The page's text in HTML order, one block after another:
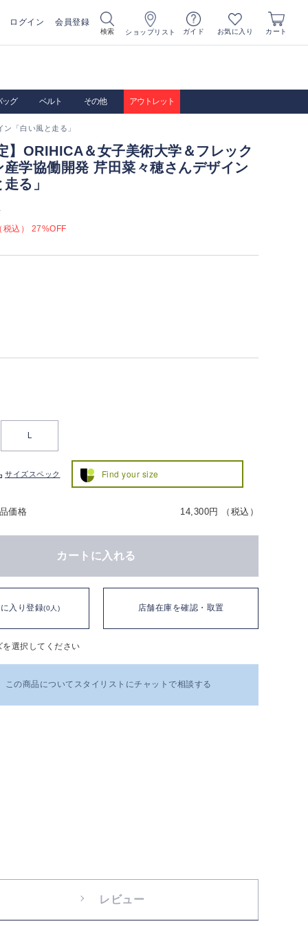
ログイン 会員登録
検索 ショップリスト ガイド お気に入り カート
ッグ ベルト その他 アウトレット
「白い風と走る」
】ORIHICA＆女子美術大学＆フレック
産学協働開発 芹田菜々穂さんデザイン
る」
込） 27%OFF
L
サイズスペック Find your size
価格 14,300円 （税込）
カートに入れる
入り登録(0人) 店舗在庫を確認・取置
選択してください
この商品についてスタイリストにチャットで相談する
レビュー